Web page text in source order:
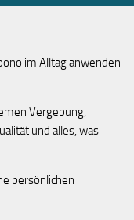
im Alltag anwenden
Vergebung,
und alles, was
persönlichen